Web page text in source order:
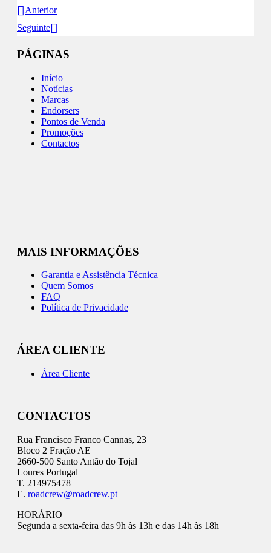
Anterior
Seguinte
PÁGINAS
Início
Notícias
Marcas
Endorsers
Pontos de Venda
Promoções
Contactos
MAIS INFORMAÇÕES
Garantia e Assistência Técnica
Quem Somos
FAQ
Política de Privacidade
ÁREA CLIENTE
Área Cliente
CONTACTOS
Rua Francisco Franco Cannas, 23
Bloco 2 Fração AE
2660-500 Santo Antão do Tojal
Loures Portugal
T. 214975478
E. roadcrew@roadcrew.pt
HORÁRIO
Segunda a sexta-feira das 9h às 13h e das 14h às 18h